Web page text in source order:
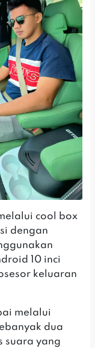
cool box
dengan
10 inci
keluaran
melalui
dua
suara yang